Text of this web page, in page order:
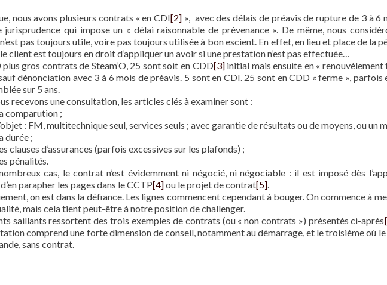
nous avons plusieurs contrats « en CDI[2] », avec des délais de préavis de rupture de 3 à 6
jurisprudence qui impose un « délai raisonnable de prévenance ». De même, nous
pas toujours utile, voire pas toujours utilisée à bon escient. En effet, en lieu et place de la
client est toujours en droit d’appliquer un avoir si une prestation n’est pas effectuée…
plus gros contrats de Steam’O, 25 sont soit en CDD[3]initial mais ensuite en « renouvèlement
dénonciation avec 3 à 6 mois de préavis. 5 sont en CDI. 25 sont en CDD « ferme », parfois
sur 5 ans.
recevons une consultation, les articles clés à examiner sont :
;
: FM, multitechnique seul, services seuls ; avec garantie de résultats ou de moyens, ou un
;
d’assurances (parfois excessives sur les plafonds) ;
cas, le contrat n’est évidemment ni négocié, ni négociable : il est imposé dès
parapher les pages dans le CCTP[4]ou le projet de contrat[5]
on est dans la défiance. Les lignes commencent cependant à bouger. On commence à
mais cela tient peut-être à notre position de challenger.
saillants ressortent des trois exemples de contrats (ou « non contrats ») présentés ci-après
comprend une forte dimension de conseil, notamment au démarrage, et le troisième où
sans contrat.